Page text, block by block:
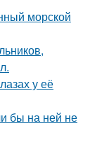
морской
у её
бы на ней не